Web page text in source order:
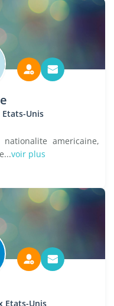
Unis
americaine,
voir plus
Etats-Unis